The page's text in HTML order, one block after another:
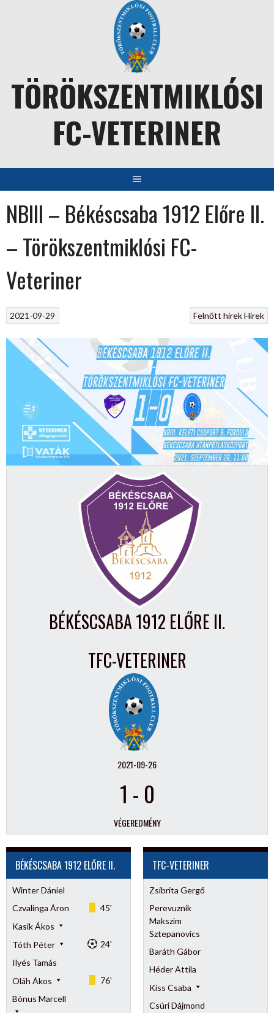
TÖRÖKSZENTMIKLÓSI
FC-VETERINER
NBIII – Békéscsaba 1912 Előre II.
– Törökszentmiklósi FC-
Veteriner
Felnőtt hírekHírek
2021-09-29
BÉKÉSCSABA 1912 ELŐRE II.
TFC-VETERINER
2021-09-26
1 - 0
VÉGEREDMÉNY
BÉKÉSCSABA 1912 ELŐRE II.
Winter Dániel
Czvalinga Áron
45'
Kasik Ákos
Tóth Péter
24'
Ilyés Tamás
Oláh Ákos
76'
Bónus Marcell
TFC-VETERINER
Zsibrita Gergő
Perevuznik
Makszim
Sztepanovics
Baráth Gábor
Héder Attila
Kiss Csaba
Csúri Dájmond